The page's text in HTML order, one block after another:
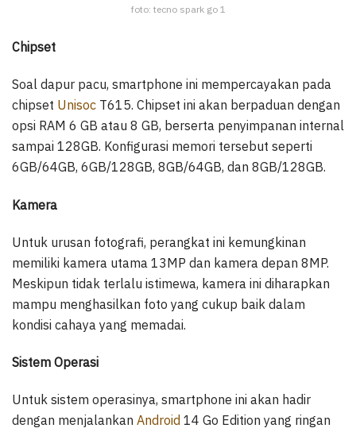
foto: tecno spark go 1
Chipset
Soal dapur pacu, smartphone ini mempercayakan pada
chipset Unisoc T615. Chipset ini akan berpaduan dengan
opsi RAM 6 GB atau 8 GB, berserta penyimpanan internal
sampai 128GB. Konfigurasi memori tersebut seperti
6GB/64GB, 6GB/128GB, 8GB/64GB, dan 8GB/128GB.
Kamera
Untuk urusan fotografi, perangkat ini kemungkinan
memiliki kamera utama 13MP dan kamera depan 8MP.
Meskipun tidak terlalu istimewa, kamera ini diharapkan
mampu menghasilkan foto yang cukup baik dalam
kondisi cahaya yang memadai.
Sistem Operasi
Untuk sistem operasinya, smartphone ini akan hadir
dengan menjalankan Android 14 Go Edition yang ringan